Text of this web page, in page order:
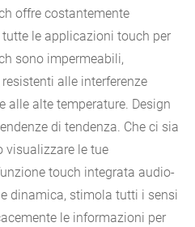
offre costantemente
le applicazioni touch per
sono impermeabili,
alle interferenze
alle alte temperature. Design
di tendenza. Che ci sia
visualizzare le tue
touch integrata audio-
dinamica, stimola tutti i sensi
le informazioni per